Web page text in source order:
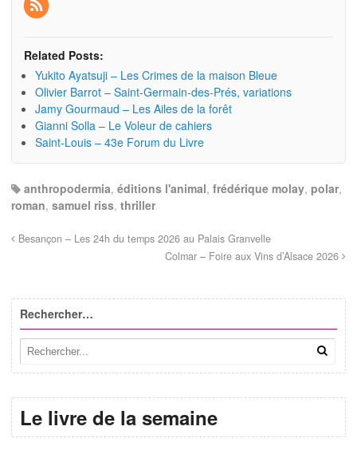
Related Posts:
Yukito Ayatsuji – Les Crimes de la maison Bleue
Olivier Barrot – Saint-Germain-des-Prés, variations
Jamy Gourmaud – Les Ailes de la forêt
Gianni Solla – Le Voleur de cahiers
Saint-Louis – 43e Forum du Livre
anthropodermia, éditions l'animal, frédérique molay, polar,
roman, samuel riss, thriller
Besançon – Les 24h du temps 2026 au Palais Granvelle
Colmar – Foire aux Vins d’Alsace 2026
Rechercher…
Le livre de la semaine